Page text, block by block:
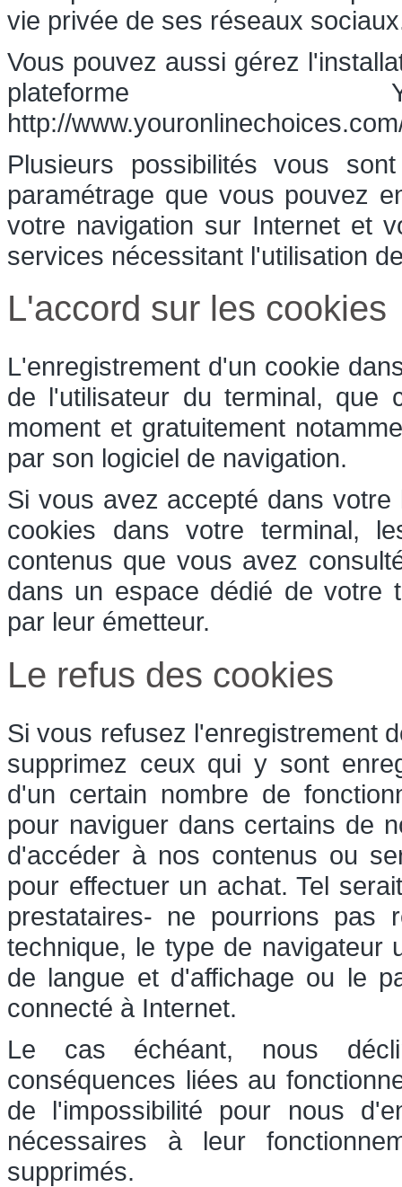
vie privée de ses réseaux
Vous pouvez aussi gérez
plateforme
http://
Plusieurs possibilités vous
paramétrage que vous pouvez
votre navigation sur Internet et
services nécessitant l'utilisation
L'accord sur les cookies
L'enregistrement d'un cookie
de l'utilisateur du terminal, que
moment et gratuitement
par son logiciel de navigation.
Si vous avez accepté dans
cookies dans votre terminal,
contenus que vous avez
dans un espace dédié de votre
par leur émetteur.
Le refus des cookies
Si vous refusez l'enregistrement
supprimez ceux qui y sont
d'un certain nombre de
pour naviguer dans certains de
d'accéder à nos contenus ou
pour effectuer un achat. Tel
prestataires- ne pourrions pas
technique, le type de navigateur
de langue et d'affichage ou le
connecté à Internet.
Le cas échéant, nous
conséquences liées au
de l'impossibilité pour nous
nécessaires à leur
supprimés.